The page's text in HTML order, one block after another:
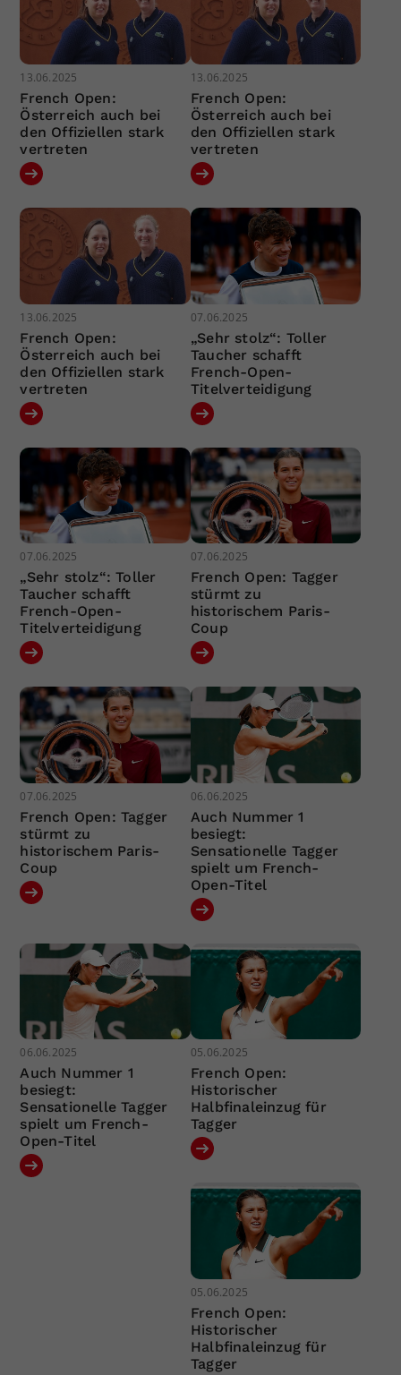
13.06.2025
French Open:
Österreich auch bei
den Offiziellen stark
vertreten
13.06.2025
French Open:
Österreich auch bei
den Offiziellen stark
vertreten
13.06.2025
French Open:
Österreich auch bei
den Offiziellen stark
vertreten
07.06.2025
„Sehr stolz“: Toller
Taucher schafft
French-Open-
Titelverteidigung
07.06.2025
„Sehr stolz“: Toller
Taucher schafft
French-Open-
Titelverteidigung
07.06.2025
French Open: Tagger
stürmt zu
historischem Paris-
Coup
07.06.2025
French Open: Tagger
stürmt zu
historischem Paris-
Coup
06.06.2025
Auch Nummer 1
besiegt:
Sensationelle Tagger
spielt um French-
Open-Titel
06.06.2025
Auch Nummer 1
besiegt:
Sensationelle Tagger
spielt um French-
Open-Titel
05.06.2025
French Open:
Historischer
Halbfinaleinzug für
Tagger
05.06.2025
French Open:
Historischer
Halbfinaleinzug für
Tagger